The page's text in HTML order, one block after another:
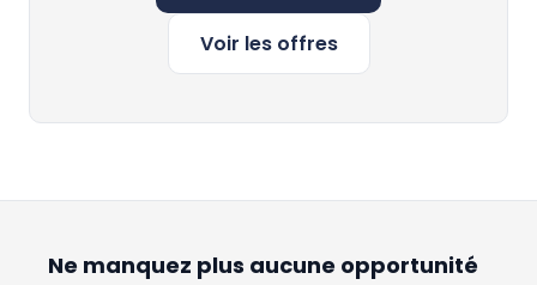
Voir les offres
Ne manquez plus aucune opportunité